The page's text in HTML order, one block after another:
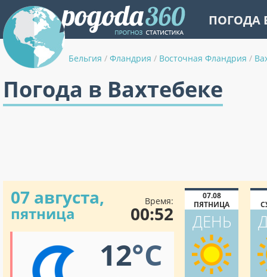
ПОГОДА
Бельгия / Фландрия / Восточная Фландрия /
Погода в Вахтебеке
07 августа,
пятница
Время:
00:52
12°C
07.08
ПЯТНИЦА
ДЕНЬ